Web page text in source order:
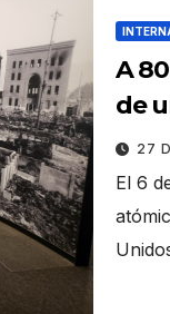
A
de
un27
El 6